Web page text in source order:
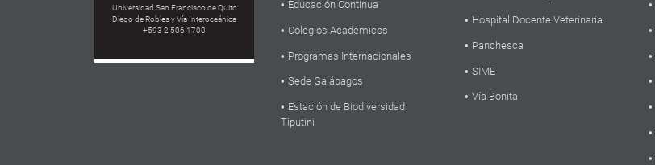
Universidad San Francisco de Quito
Diego de Robles y Vía Interoceánica
+593 2 506 1700
Educación Continua
Colegios Académicos
Programas Internacionales
Sede Galápagos
Estación de Biodiversidad
Tiputini
Hospital Docente Veterinaria
Panchesca
SIME
Vía Bonita